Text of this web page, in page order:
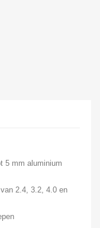
5 mm aluminium
2.4, 3.2, 4.0 en